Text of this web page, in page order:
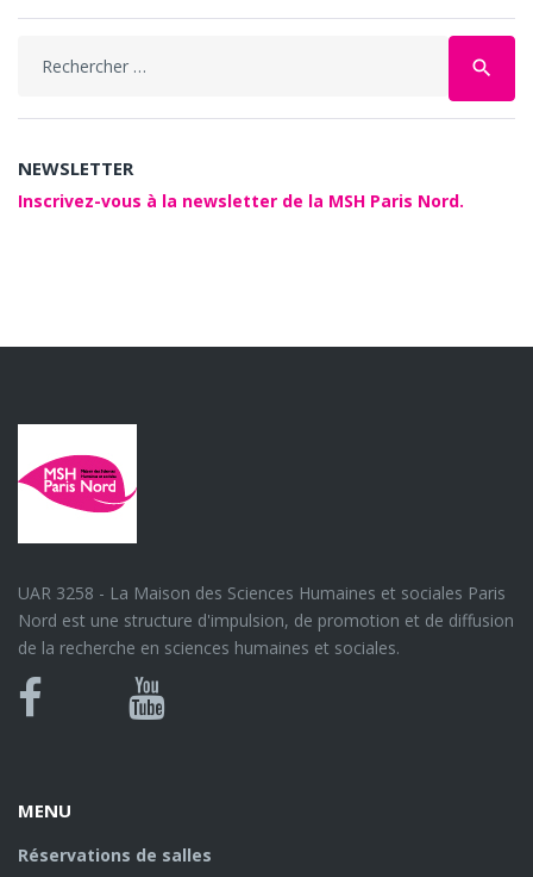
search
NEWSLETTER
Inscrivez-vous à la newsletter de la MSH Paris Nord.
UAR 3258 - La Maison des Sciences Humaines et sociales Paris
Nord est une structure d'impulsion, de promotion et de diffusion
de la recherche en sciences humaines et sociales.
Bluesky
Canal
MENU
Réservations de salles